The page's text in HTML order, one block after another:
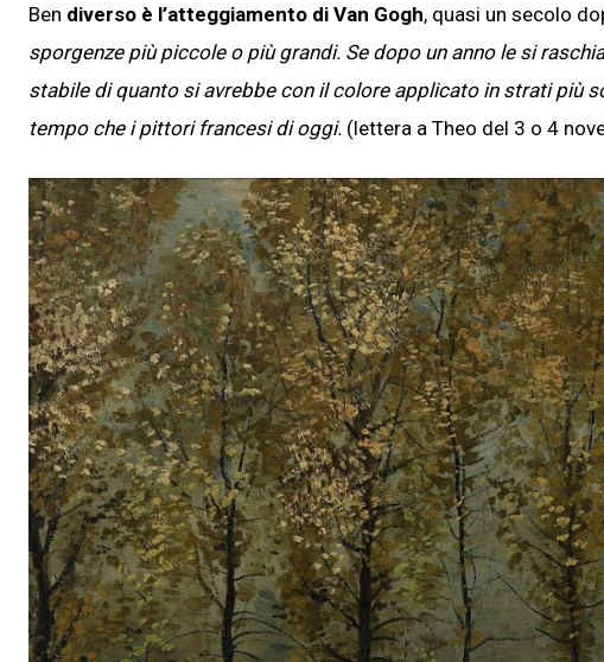
Ben diverso è l’atteggiamento di Van Gogh, quasi un secolo
sporgenze più piccole o più grandi. Se dopo un anno le si
stabile di quanto si avrebbe con il colore applicato in strati più
tempo che i pittori francesi di oggi. (lettera a Theo del 3 o 4